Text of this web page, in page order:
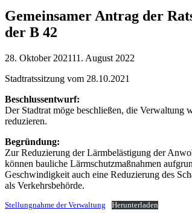
Gemeinsamer Antrag der
der B 42
28. Oktober 202111. August 2022
Stadtratssitzung vom 28.10.2021
Beschlussentwurf:
Der Stadtrat möge beschließen, die
reduzieren.
Begründung:
Zur Reduzierung der Lärmbelästigung der
können bauliche Lärmschutzmaßnahmen
Geschwindigkeit auch eine Reduzierung des
als Verkehrsbehörde.
Stellungnahme der Verwaltung Herunterladen